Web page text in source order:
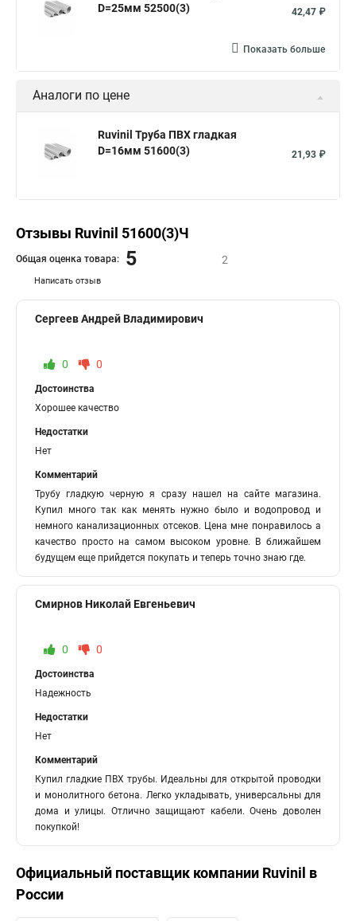
D=25мм 52500(3)
42,47 ₽
Показать больше
Аналоги по цене
Ruvinil Труба ПВХ гладкая
D=16мм 51600(3)
21,93 ₽
Отзывы Ruvinil 51600(3)Ч
Написать отзыв
Общая оценка товара: 5 2
Сергеев Андрей Владимирович
0 0
Достоинства
Хорошее качество
Недостатки
Нет
Комментарий
Трубу гладкую черную я сразу нашел на сайте магазина.
Купил много так как менять нужно было и водопровод и
немного канализационных отсеков. Цена мне понравилось а
качество просто на самом высоком уровне. В ближайшем
будущем еще прийдется покупать и теперь точно знаю где.
Смирнов Николай Евгеньевич
0 0
Достоинства
Надежность
Недостатки
Нет
Комментарий
Купил гладкие ПВХ трубы. Идеальны для открытой проводки
и монолитного бетона. Легко укладывать, универсальны для
дома и улицы. Отлично защищают кабели. Очень доволен
покупкой!
Официальный поставщик компании Ruvinil в
России